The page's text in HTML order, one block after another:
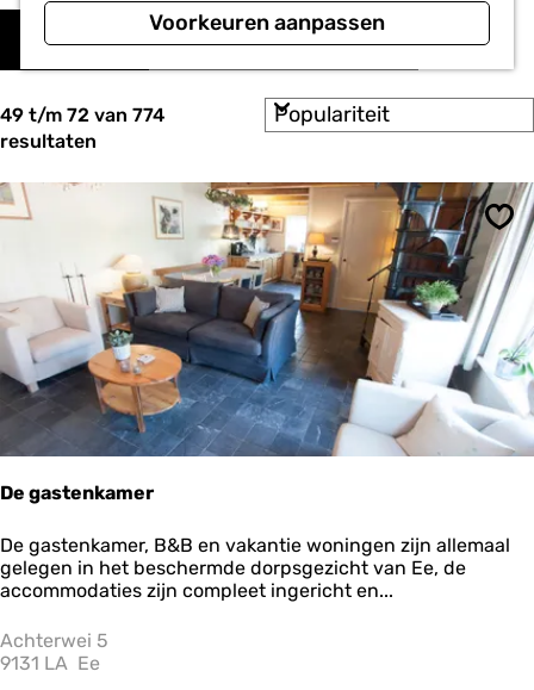
Voorkeuren aanpassen
W
a
t
z
o
e
k
e
Filter
r
e
e
r
o
p
:
49 t/m 72 van 774
resultaten
S
r
e
e
:
De gastenkamer
D
e
g
s
t
De gastenkamer, B&B en vakantie woningen zijn allemaal
gelegen in het beschermde dorpsgezicht van Ee, de
accommodaties zijn compleet ingericht en...
Achterwei 5
9131 LA Ee